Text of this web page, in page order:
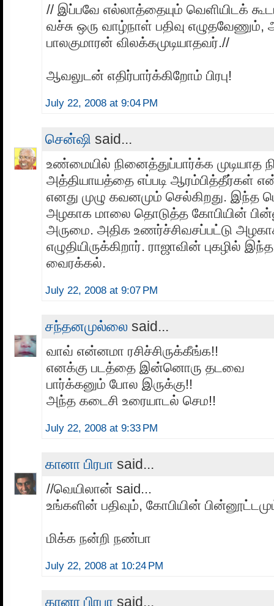
// இப்பவே எல்லாத்தையும் வெளியிடக்
வச்சு ஒரு வாழ்நாள் பதிவு எழுதவேணும்,
பாலகுமாரன் விலக்கமுடியாதவர்.//
ஆவலுடன் எதிர்பார்க்கிறோம் பிரபு!
July 22, 2008 at 9:04 PM
சென்ஷி said...
உண்மையில் நினைத்துப்பார்க்க முடியாத
அத்தியாயத்தை எப்படி ஆரம்பித்தீர்கள்
எனது முழு கவனமும் செல்கிறது. இந்த
அழகாக மாலை தொடுத்த கோபியின்
அருமை. அதிக உணர்ச்சிவசப்பட்டு
எழுதியிருக்கிறார். ராஜாவின் புகழில்
வைரக்கல்.
July 22, 2008 at 9:07 PM
சந்தனமுல்லை said...
வாவ் என்னமா ரசிச்சிருக்கீங்க!!
எனக்கு படத்தை இன்னொரு தடவை
பார்க்கனும் போல இருக்கு!!
அந்த கடைசி உரையாடல் செம!!
July 22, 2008 at 9:33 PM
கானா பிரபா said...
//வெயிலான் said...
உங்களின் பதிவும், கோபியின்
மிக்க நன்றி நண்பா
July 22, 2008 at 10:24 PM
கானா பிரபா said...